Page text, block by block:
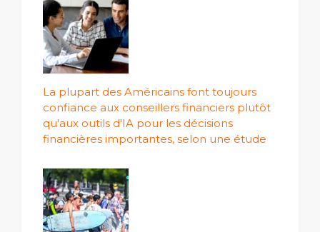
La plupart des Américains font toujours
confiance aux conseillers financiers plutôt
qu'aux outils d'IA pour les décisions
financières importantes, selon une étude